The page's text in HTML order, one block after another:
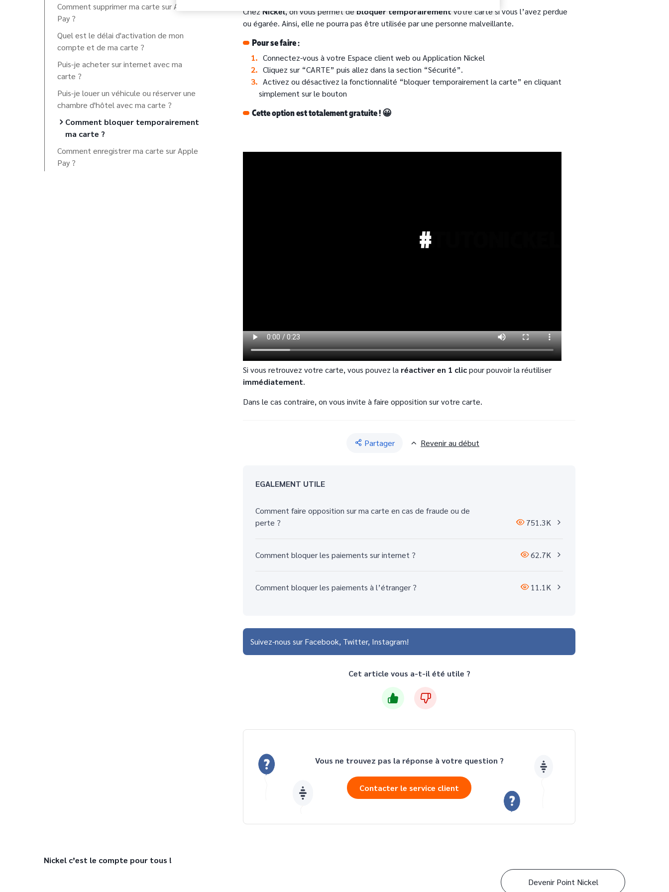
Comment supprimer ma carte sur Apple
Pay ?
Quel est le délai d'activation de mon
compte et de ma carte ?
Puis-je acheter sur internet avec ma
carte ?
Puis-je louer un véhicule ou réserver une
chambre d'hôtel avec ma carte ?
Comment bloquer temporairement
ma carte ?
Comment enregistrer ma carte sur Apple
Pay ?
ChezNickel, on vous permet debloquer temporairementvotre carte si vous l’avez perdue
ou égarée. Ainsi, elle ne pourra pas être utilisée par une personne malveillante.
Pour se faire :
Connectez-vous à votre Espace client web ou Application Nickel
Cliquez sur “CARTE” puis allez dans la section “Sécurité”.
Activez ou désactivez la fonctionnalité “bloquer temporairement la carte” en cliquant
simplement sur le bouton
Cette option est totalement gratuite ! 😀
Si vous retrouvez votre carte, vous pouvez la réactiver en 1 clicpour pouvoir la réutiliser
immédiatement.
Dans le cas contraire, on vous invite à faire opposition sur votre carte.
Partager Revenir au début
EGALEMENT UTILE
Comment faire opposition sur ma carte en cas de fraude ou de
perte ?
751.3K
Comment bloquer les paiements sur internet ? 62.7K
Comment bloquer les paiements à l’étranger ? 11.1K
Suivez-nous sur Facebook Twitter Instagram
Cet article vous a-t-il été utile ?
Vous ne trouvez pas la réponse à votre question ?
Contacter le service client
Nickel c’est le compte pour tous !
Devenir Point Nickel